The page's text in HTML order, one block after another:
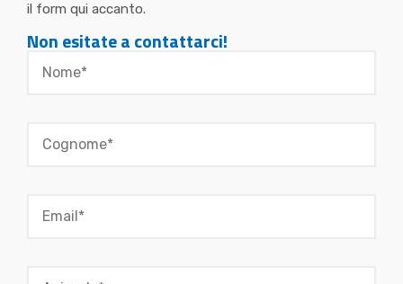
il form qui accanto.
Non esitate a contattarci!